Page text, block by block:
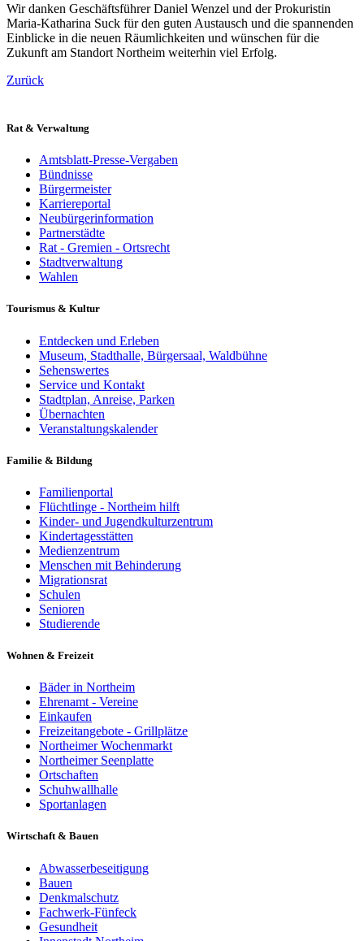
Wir danken Geschäftsführer Daniel Wenzel und der Prokuristin
Maria-Katharina Suck für den guten Austausch und die spannenden
Einblicke in die neuen Räumlichkeiten und wünschen für die
Zukunft am Standort Northeim weiterhin viel Erfolg.
Zurück
Rat & Verwaltung
Amtsblatt-Presse-Vergaben
Bündnisse
Bürgermeister
Karriereportal
Neubürgerinformation
Partnerstädte
Rat - Gremien - Ortsrecht
Stadtverwaltung
Wahlen
Tourismus & Kultur
Entdecken und Erleben
Museum, Stadthalle, Bürgersaal, Waldbühne
Sehenswertes
Service und Kontakt
Stadtplan, Anreise, Parken
Übernachten
Veranstaltungskalender
Familie & Bildung
Familienportal
Flüchtlinge - Northeim hilft
Kinder- und Jugendkulturzentrum
Kindertagesstätten
Medienzentrum
Menschen mit Behinderung
Migrationsrat
Schulen
Senioren
Studierende
Wohnen & Freizeit
Bäder in Northeim
Ehrenamt - Vereine
Einkaufen
Freizeitangebote - Grillplätze
Northeimer Wochenmarkt
Northeimer Seenplatte
Ortschaften
Schuhwallhalle
Sportanlagen
Wirtschaft & Bauen
Abwasserbeseitigung
Bauen
Denkmalschutz
Fachwerk-Fünfeck
Gesundheit